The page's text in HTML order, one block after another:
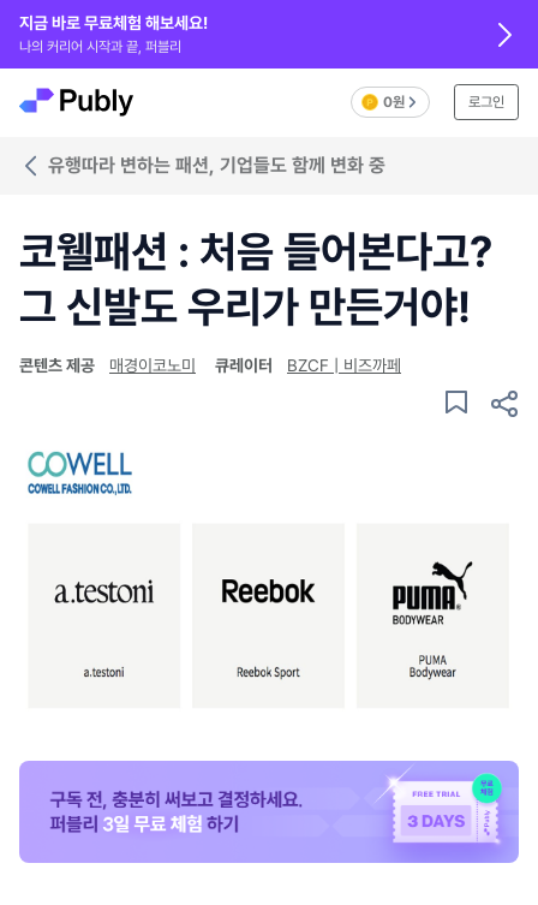
지금 바로 무료체험 해보세요!
나의 커리어 시작과 끝, 퍼블리
0원 로그인
유행따라 변하는 패션, 기업들도 함께 변화 중
코웰패션 : 처음 들어본다고?
그 신발도 우리가 만든거야!
콘텐츠 제공 매경이코노미 큐레이터 BZCF | 비즈까페